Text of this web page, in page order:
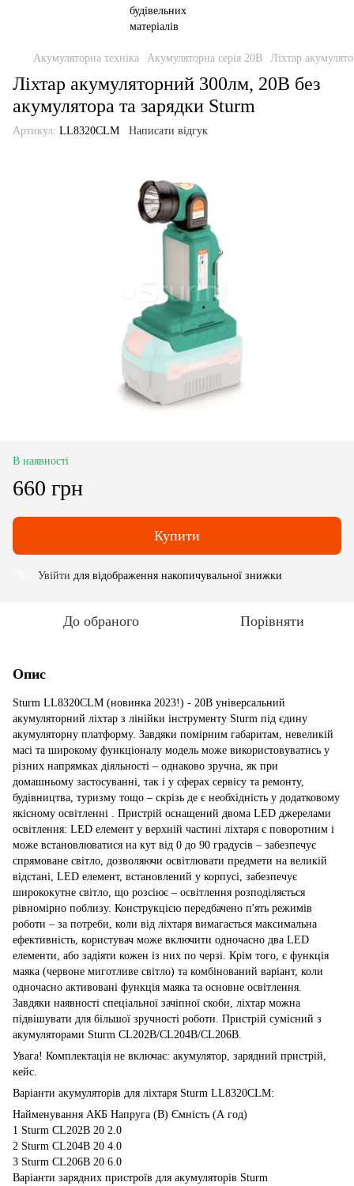
Акумуляторна техніка Акумуляторна серія 20В Ліхтар
Ліхтар акумуляторний 300лм, 20В без
акумулятора та зарядки Sturm
Артикул: LL8320CLM Написати відгук
В наявності
660 грн
Купити
Увійти для відображення накопичувальної знижки
До обраного Порівняти
Опис
Sturm LL8320CLM (новинка 2023!) - 20В універсальний
акумуляторний ліхтар з лінійки інструменту Sturm під єдину
акумуляторну платформу. Завдяки помірним габаритам, невеликій
масі та широкому функціоналу модель може використовуватись у
різних напрямках діяльності – однаково зручна, як при
домашньому застосуванні, так і у сферах сервісу та ремонту,
будівництва, туризму тощо – скрізь де є необхідність у додатковому
якісному освітленні . Пристрій оснащений двома LED джерелами
освітлення: LED елемент у верхній частині ліхтаря є поворотним і
може встановлюватися на кут від 0 до 90 градусів – забезпечує
спрямоване світло, дозволяючи освітлювати предмети на великій
відстані, LED елемент, встановлений у корпусі, забезпечує
ширококутне світло, що розсіює – освітлення розподіляється
рівномірно поблизу. Конструкцією передбачено п'ять режимів
роботи – за потреби, коли від ліхтаря вимагається максимальна
ефективність, користувач може включити одночасно два LED
елементи, або задіяти кожен із них по черзі. Крім того, є функція
маяка (червоне миготливе світло) та комбінований варіант, коли
одночасно активовані функція маяка та основне освітлення.
Завдяки наявності спеціальної зачіпної скоби, ліхтар можна
підвішувати для більшої зручності роботи. Пристрій сумісний з
акумуляторами Sturm CL202B/CL204B/CL206B.
Увага! Комплектація не включає: акумулятор, зарядний пристрій,
кейс.
Варіанти акумуляторів для ліхтаря Sturm LL8320CLM:
Найменування АКБ Напруга (В) Ємність (А год)
1 Sturm CL202B 20 2.0
2 Sturm CL204B 20 4.0
3 Sturm CL206B 20 6.0
Варіанти зарядних пристроїв для акумуляторів Sturm